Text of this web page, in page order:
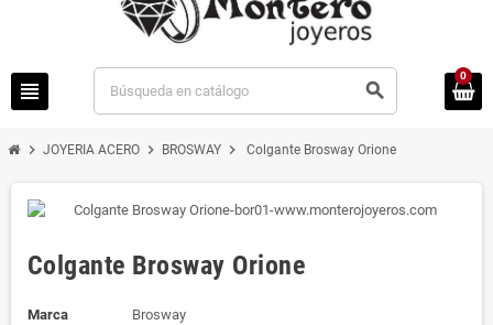
view_headline search
0
chevron_right JOYERIA ACERO chevron_right BROSWAY chevron_right Colgante Brosway Orione
Colgante Brosway Orione
Marca
Brosway